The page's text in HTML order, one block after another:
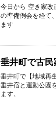
今日から 空き家改
の準備例会を経て
ます
垂井町で古
垂井町で【地域再
垂井宿と運動公園
ます。